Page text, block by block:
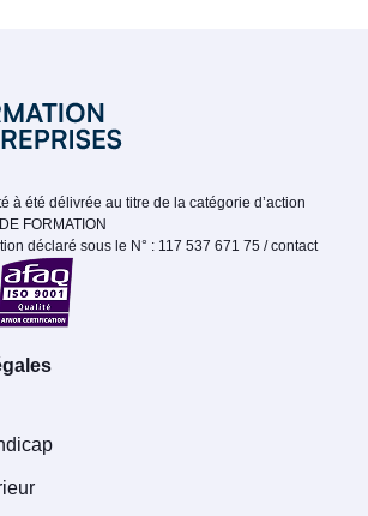
à été délivrée au titre de la catégorie d’action
FORMATION
déclaré sous le N° : 117 537 671 75 / contact